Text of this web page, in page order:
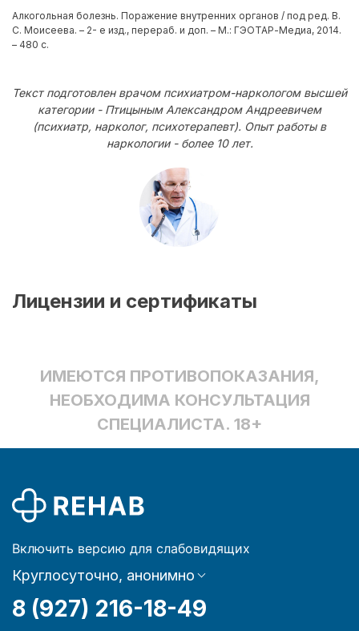
Алкогольная болезнь. Поражение внутренних органов / под ред. В.
С. Моисеева. – 2- е изд., перераб. и доп. – М.: ГЭОТАР-Медиа, 2014.
– 480 с.
Текст подготовлен врачом психиатром-наркологом высшей
категории - Птицыным Александром Андреевичем
(психиатр, нарколог, психотерапевт). Опыт работы в
наркологии - более 10 лет.
Лицензии и сертификаты
ИМЕЮТСЯ ПРОТИВОПОКАЗАНИЯ,
НЕОБХОДИМА КОНСУЛЬТАЦИЯ
СПЕЦИАЛИСТА. 18+
Включить версию для слабовидящих
Круглосуточно, анонимно
8 (927) 216-18-49